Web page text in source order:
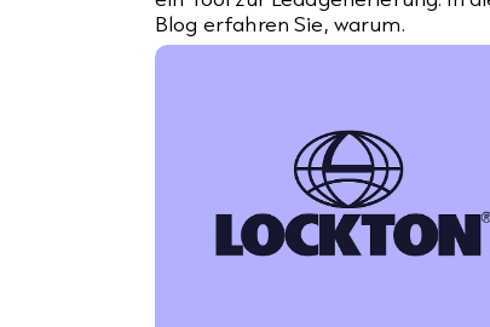
Blog erfahren Sie, warum.